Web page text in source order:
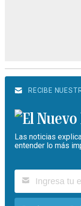
RECIBE
Las noticias
entender lo más